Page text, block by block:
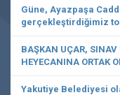
Güne, Ayazpaşa
gerçekleştirdiğimiz
BAŞKAN UÇAR, SINAV
HEYECANINA ORTAK
Yakutiye Belediyesi